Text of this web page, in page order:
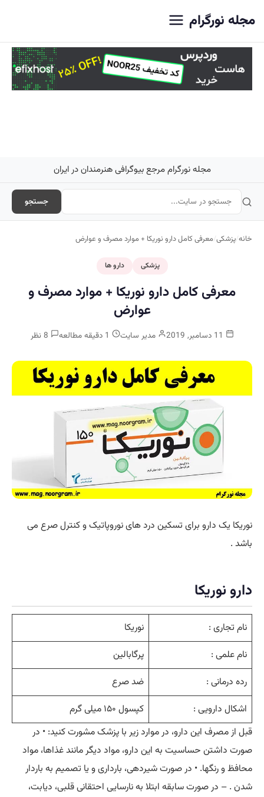
مجله نورگرام
مجله نورگرام مرجع بیوگرافی هنرمندان در ایران
جستجو
خانه/پزشکی/معرفی کامل دارو نوریکا + موارد مصرف و عوارض
پزشکی دارو ها
معرفی کامل دارو نوریکا + موارد مصرف و
عوارض
مدیر سایت
نوریکا یک دارو برای تسکین درد های نوروپاتیک و کنترل صرع می
باشد .
دارو نوریکا
نام تجاری :
نوریکا
نام علمی :
پرگابالین
رده درمانی :
ضد صرع
اشکال دارویی :
کپسول ۱۵۰ میلی گرم
قبل از مصرف این دارو، در موارد زیر با پزشک مشورت کنید: • در
صورت داشتن حساسیت به این دارو، مواد دیگر مانند غذاها، مواد
محافظ و رنگها. • در صورت شیردهی، بارداری و یا تصمیم به باردار
شدن . – در صورت سابقه ابتلا به نارسایی احتقانی قلبی، دیابت،